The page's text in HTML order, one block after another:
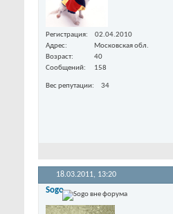
Регистрация
02.04.2010
Адрес
Московская обл.
Возраст
40
Сообщений
158
Вес репутации 34
18.03.2011, 13:20
Sogo